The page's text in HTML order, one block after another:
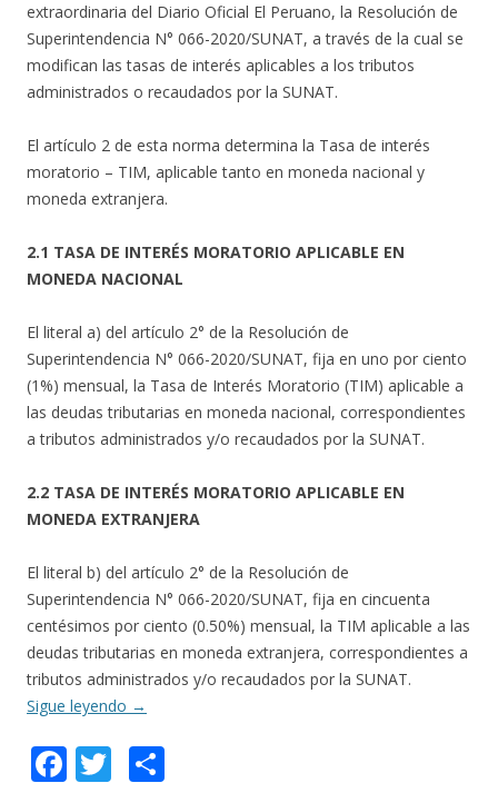
extraordinaria del Diario Oficial El Peruano, la Resolución de
Superintendencia N° 066-2020/SUNAT, a través de la cual se
modifican las tasas de interés aplicables a los tributos
administrados o recaudados por la SUNAT.
El artículo 2 de esta norma determina la Tasa de interés
moratorio – TIM, aplicable tanto en moneda nacional y
moneda extranjera.
2.1 TASA DE INTERÉS MORATORIO APLICABLE EN
MONEDA NACIONAL
El literal a) del artículo 2° de la Resolución de
Superintendencia N° 066-2020/SUNAT, fija en uno por ciento
(1%) mensual, la Tasa de Interés Moratorio (TIM) aplicable a
las deudas tributarias en moneda nacional, correspondientes
a tributos administrados y/o recaudados por la SUNAT.
2.2 TASA DE INTERÉS MORATORIO APLICABLE EN
MONEDA EXTRANJERA
El literal b) del artículo 2° de la Resolución de
Superintendencia N° 066-2020/SUNAT, fija en cincuenta
centésimos por ciento (0.50%) mensual, la TIM aplicable a las
deudas tributarias en moneda extranjera, correspondientes a
tributos administrados y/o recaudados por la SUNAT.
Sigue leyendo →
F T